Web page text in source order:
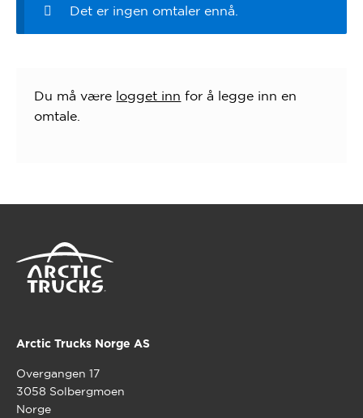
Det er ingen omtaler ennå.
Du må være logget inn for å legge inn en
omtale.
Arctic Trucks Norge AS
Overgangen 17
3058 Solbergmoen
Norge